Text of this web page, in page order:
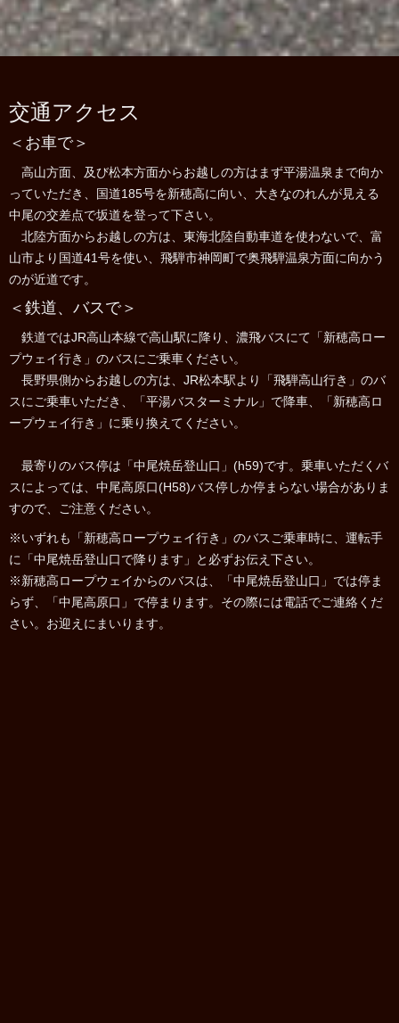
交通アクセス
＜お車で＞
高山方面、及び松本方面からお越しの方はまず平湯温泉まで向か
っていただき、国道185号を新穂高に向い、大きなのれんが見える
中尾の交差点で坂道を登って下さい。
北陸方面からお越しの方は、東海北陸自動車道を使わないで、富
山市より国道41号を使い、飛騨市神岡町で奥飛騨温泉方面に向かう
のが近道です。
＜鉄道、バスで＞
鉄道ではJR高山本線で高山駅に降り、濃飛バスにて「新穂高ロー
プウェイ行き」のバスにご乗車ください。
長野県側からお越しの方は、JR松本駅より「飛騨高山行き」のバ
スにご乗車いただき、「平湯バスターミナル」で降車、「新穂高ロ
ープウェイ行き」に乗り換えてください。
最寄りのバス停は「中尾焼岳登山口」(h59)です。乗車いただくバ
スによっては、中尾高原口(H58)バス停しか停まらない場合がありま
すので、ご注意ください。
※いずれも「新穂高ロープウェイ行き」のバスご乗車時に、運転手
に「中尾焼岳登山口で降ります」と必ずお伝え下さい。
※新穂高ロープウェイからのバスは、「中尾焼岳登山口」では停ま
らず、「中尾高原口」で停まります。その際には電話でご連絡くだ
さい。お迎えにまいります。